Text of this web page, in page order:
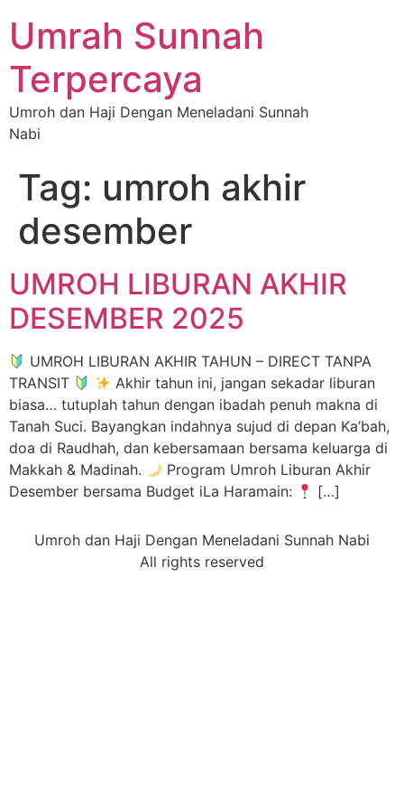
Umrah Sunnah
Terpercaya
Umroh dan Haji Dengan Meneladani Sunnah
Nabi
Tag: umroh akhir
desember
UMROH LIBURAN AKHIR
DESEMBER 2025
UMROH LIBURAN AKHIR TAHUN – DIRECT TANPA
TRANSIT
Akhir tahun ini, jangan sekadar liburan
biasa… tutuplah tahun dengan ibadah penuh makna di
Tanah Suci. Bayangkan indahnya sujud di depan Ka’bah,
doa di Raudhah, dan kebersamaan bersama keluarga di
Makkah & Madinah.
Program Umroh Liburan Akhir
Desember bersama Budget iLa Haramain:
[…]
Umroh dan Haji Dengan Meneladani Sunnah Nabi
All rights reserved